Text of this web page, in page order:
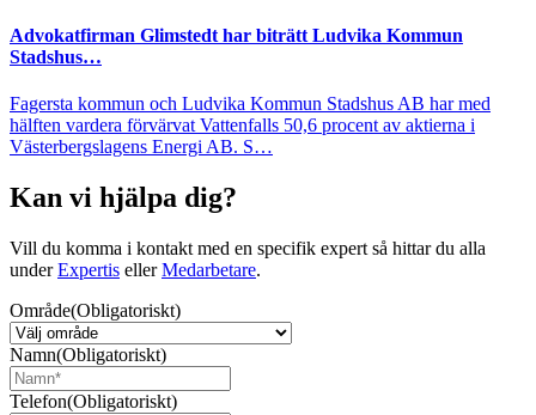
Advokatfirman Glimstedt har biträtt Ludvika Kommun
Stadshus…
Fagersta kommun och Ludvika Kommun Stadshus AB har med
hälften vardera förvärvat Vattenfalls 50,6 procent av aktierna i
Västerbergslagens Energi AB. S…
Kan vi hjälpa dig?
Vill du komma i kontakt med en specifik expert så hittar du alla
underExpertis ellerMedarbetare.
Område(Obligatoriskt)
Namn(Obligatoriskt)
Telefon(Obligatoriskt)